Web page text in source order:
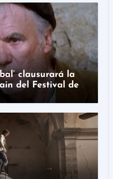
clausurará la
del Festival de